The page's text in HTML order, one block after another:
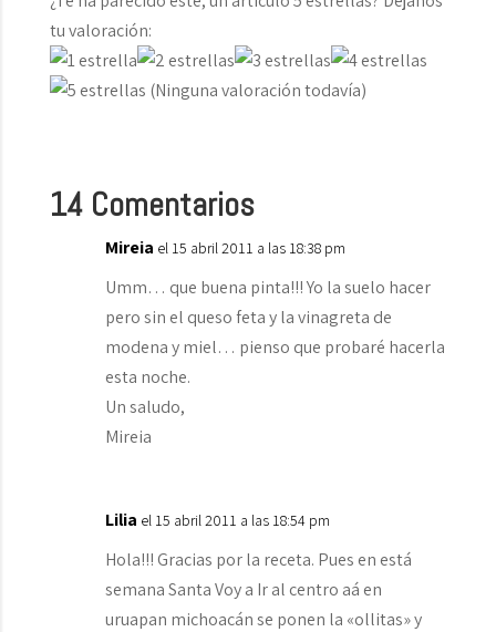
tu valoración:
(Ninguna valoración todavía)
14 Comentarios
Mireia el 15 abril 2011 a las 18:38 pm
Umm… que buena pinta!!! Yo la suelo hacer
pero sin el queso feta y la vinagreta de
modena y miel… pienso que probaré hacerla
esta noche.
Un saludo,
Mireia
Lilia el 15 abril 2011 a las 18:54 pm
Hola!!! Gracias por la receta. Pues en está
semana Santa Voy a Ir al centro aá en
uruapan michoacán se ponen la «ollitas» y